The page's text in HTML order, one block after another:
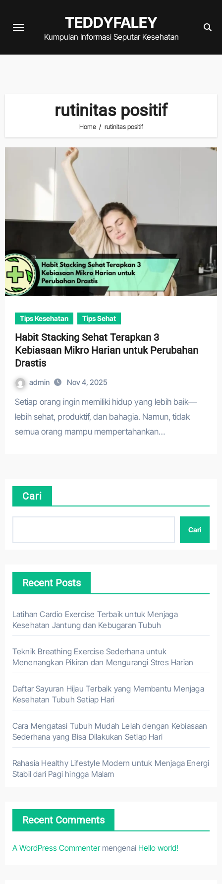
TEDDYFALEY
Kumpulan Informasi Seputar Kesehatan
rutinitas positif
Home rutinitas positif
Tips Kesehatan Tips Sehat
Habit Stacking Sehat Terapkan 3
Kebiasaan Mikro Harian untuk Perubahan
Drastis
admin Nov 4, 2025
Setiap orang ingin memiliki hidup yang lebih baik—
lebih sehat, produktif, dan bahagia. Namun, tidak
semua orang mampu mempertahankan…
Cari
Cari
Recent Posts
Latihan Cardio Exercise Terbaik untuk Menjaga
Kesehatan Jantung dan Kebugaran Tubuh
Teknik Breathing Exercise Sederhana untuk
Menenangkan Pikiran dan Mengurangi Stres Harian
Daftar Sayuran Hijau Terbaik yang Membantu Menjaga
Kesehatan Tubuh Setiap Hari
Cara Mengatasi Tubuh Mudah Lelah dengan Kebiasaan
Sederhana yang Bisa Dilakukan Setiap Hari
Rahasia Healthy Lifestyle Modern untuk Menjaga Energi
Stabil dari Pagi hingga Malam
Recent Comments
A WordPress Commentermengenai Hello world!